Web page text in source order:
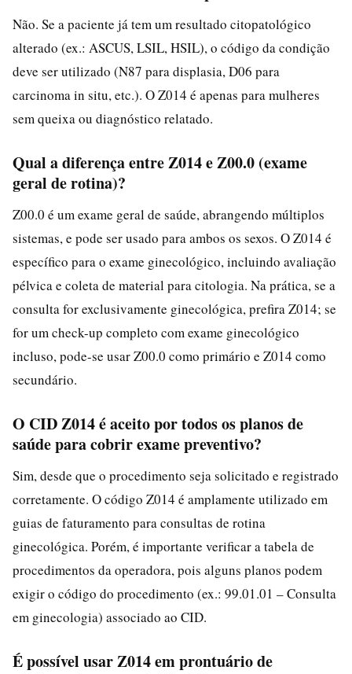
Não. Se a paciente já tem um resultado citopatológico
alterado (ex.: ASCUS, LSIL, HSIL), o código da condição
deve ser utilizado (N87 para displasia, D06 para
carcinoma in situ, etc.). O Z014 é apenas para mulheres
sem queixa ou diagnóstico relatado.
Qual a diferença entre Z014 e Z00.0 (exame
geral de rotina)?
Z00.0 é um exame geral de saúde, abrangendo múltiplos
sistemas, e pode ser usado para ambos os sexos. O Z014 é
específico para o exame ginecológico, incluindo avaliação
pélvica e coleta de material para citologia. Na prática, se a
consulta for exclusivamente ginecológica, prefira Z014; se
for um check-up completo com exame ginecológico
incluso, pode-se usar Z00.0 como primário e Z014 como
secundário.
O CID Z014 é aceito por todos os planos de
saúde para cobrir exame preventivo?
Sim, desde que o procedimento seja solicitado e registrado
corretamente. O código Z014 é amplamente utilizado em
guias de faturamento para consultas de rotina
ginecológica. Porém, é importante verificar a tabela de
procedimentos da operadora, pois alguns planos podem
exigir o código do procedimento (ex.: 99.01.01 – Consulta
em ginecologia) associado ao CID.
É possível usar Z014 em prontuário de